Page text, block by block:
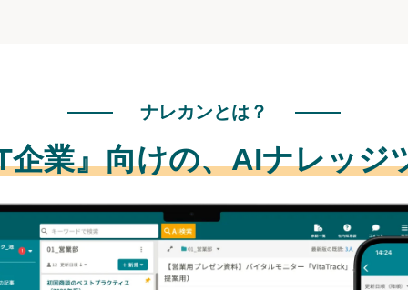
ナレカンとは？
企業』向けの、AIナレッジ